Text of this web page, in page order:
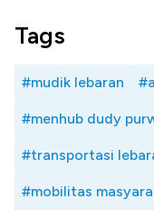
Tags
#mudik lebaran
#menhub dudy
#transportasi
#mobilitas